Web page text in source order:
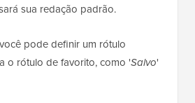
sua redação padrão.
pode definir um rótulo
o rótulo de favorito, como 'Salvo'